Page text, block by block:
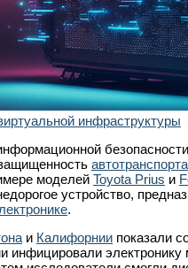
инфраструктуры
безопасности
автотранспорта
моделей Toyota Prius и
устройство,
.
и Калифорнии показали
инфицировали электронику